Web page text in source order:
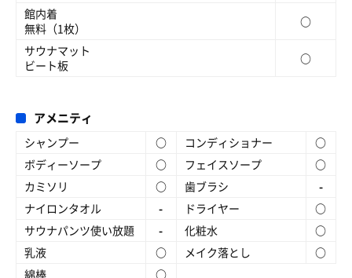
館内着
無料（1枚）
○
サウナマット
ビート板
○
アメニティ
シャンプー ○ コンディショナー
○
ボディーソープ
○ フェイスソープ
○
カミソリ
○ 歯ブラシ
-
ナイロンタオル
- ドライヤー
○
サウナパンツ使い放題
- 化粧水
○
乳液
○ メイク落とし
○
綿棒
○